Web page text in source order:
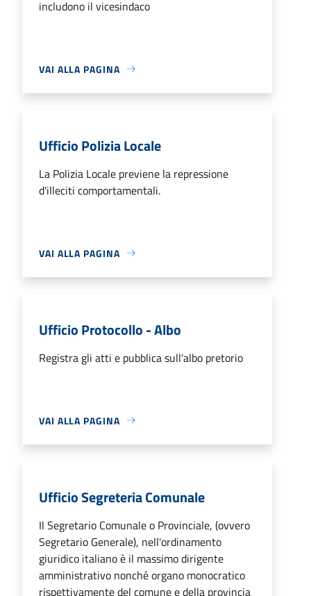
includono il vicesindaco
VAI ALLA PAGINA
Ufficio Polizia Locale
La Polizia Locale previene la repressione
d'illeciti comportamentali.
VAI ALLA PAGINA
Ufficio Protocollo - Albo
Registra gli atti e pubblica sull'albo pretorio
VAI ALLA PAGINA
Ufficio Segreteria Comunale
Il Segretario Comunale o Provinciale, (ovvero
Segretario Generale), nell'ordinamento
giuridico italiano è il massimo dirigente
amministrativo nonché organo monocratico
rispettivamente del comune e della provincia